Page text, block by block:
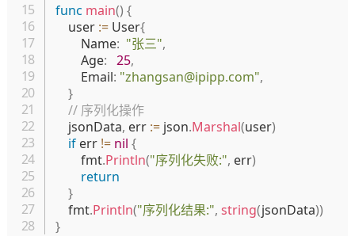
func main() {
	user
:= User{
		Name
: "张三",
		Age
: 25,
		Email
: "zhangsan@ipipp.com",
}
// 序列化操作
	jsonData
, err := json.Marshal(user)
if err != nil {
		fmt
.Println("序列化失败:", err)
return
}
	fmt
.Println("序列化结果:", string(jsonData))
}